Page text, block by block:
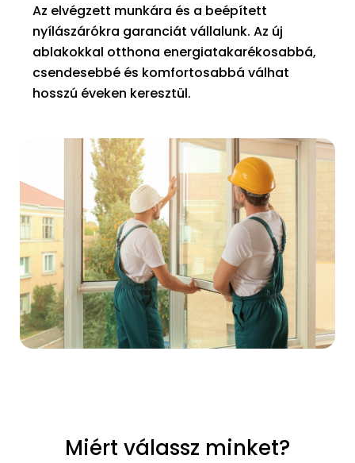
Az elvégzett munkára és a beépített
nyílászárókra garanciát vállalunk. Az új
ablakokkal otthona energiatakarékosabbá,
csendesebbé és komfortosabbá válhat
hosszú éveken keresztül.
Miért válassz minket?